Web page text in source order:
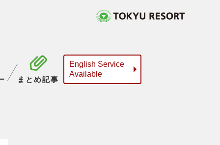
まとめ記事
English Service
Available